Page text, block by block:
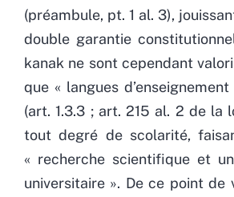
(préambule, pt. 1 al. 3),
double garantie
kanak ne sont cependant
que « langues
(art. 1.3.3 ; art. 215 al. 2 de la
tout degré de scolarité,
« recherche scientifique et
universitaire ». De ce point de